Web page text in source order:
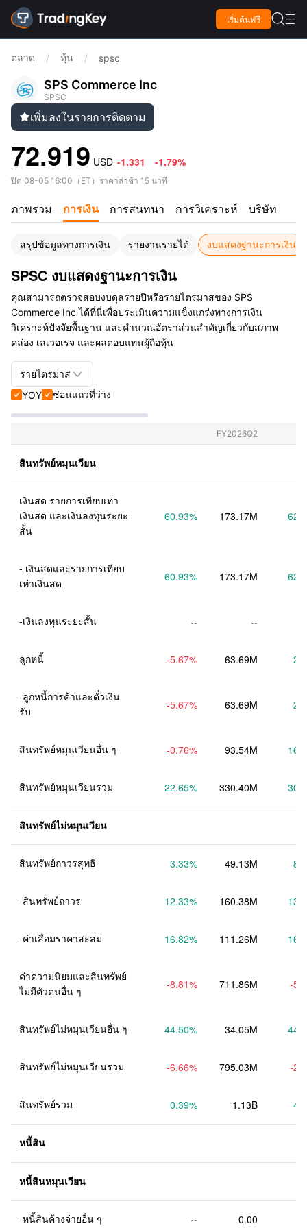
เริ่มต้นฟรี  
ตลาด / หุ้น / spsc
SPS Commerce Inc
SPSC
เพิ่มลงในรายการติดตาม
72.919 USD -1.331 -1.79%
ปิด 08-05 16:00 （ ET ） ราคาล่าช้า 15 นาที
ภาพรวม การเงิน การสนทนา การวิเคราะห์ บริษัท
สรุปข้อมูลทางการเงิน รายงานรายได้ งบแสดงฐานะการเงิน
SPSC งบแสดงฐานะการเงิน
คุณสามารถตรวจสอบงบดุลรายปีหรือรายไตรมาสของ SPS
Commerce Inc ได้ที่นี่เพื่อประเมินความแข็งแกร่งทางการเงิน
วิเคราะห์ปัจจัยพื้นฐาน และคำนวณอัตราส่วนสำคัญเกี่ยวกับสภาพ
คล่อง เลเวอเรจ และผลตอบแทนผู้ถือหุ้น
รายไตรมาส 
รายปี
YOY ซ่อนแถวที่ว่าง
FY2026Q2
สินทรัพย์หมุนเวียน
เงินสด รายการเทียบเท่า
เงินสด และเงินลงทุนระยะ
สั้น
60.93% 173.17M
- เงินสดและรายการเทียบ
เท่าเงินสด
60.93% 173.17M
-เงินลงทุนระยะสั้น -- --
ลูกหนี้ -5.67% 63.69M
-ลูกหนี้การค้าและตั๋วเงิน
รับ
-5.67% 63.69M
สินทรัพย์หมุนเวียนอื่น ๆ -0.76% 93.54M
สินทรัพย์หมุนเวียนรวม 22.65% 330.40M
สินทรัพย์ไม่หมุนเวียน
สินทรัพย์ถาวรสุทธิ 3.33% 49.13M
-สินทรัพย์ถาวร 12.33% 160.38M
-ค่าเสื่อมราคาสะสม 16.82% 111.26M
ค่าความนิยมและสินทรัพย์
ไม่มีตัวตนอื่น ๆ
-8.81% 711.86M -
สินทรัพย์ไม่หมุนเวียนอื่น ๆ 44.50% 34.05M
สินทรัพย์ไม่หมุนเวียนรวม -6.66% 795.03M -
สินทรัพย์รวม 0.39% 1.13B
หนี้สิน
หนี้สินหมุนเวียน
-หนี้สินค้างจ่ายอื่น ๆ -- 0.00